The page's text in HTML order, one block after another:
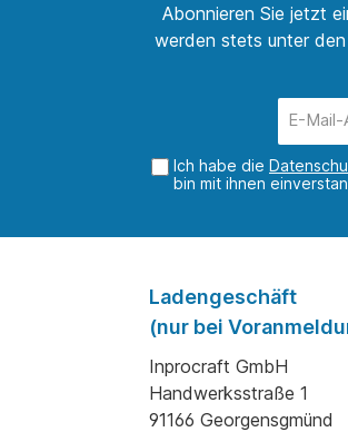
Abonnieren Sie jetzt
werden stets unter
Ich habe die
bin mit ihnen
Ladengeschäft
(nur bei
Inprocraft GmbH
Handwerksstraße 1
91166 Georgensgmünd